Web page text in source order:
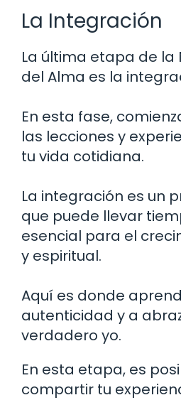
La Integración
La última etapa de la
del Alma es la
En esta fase,
las lecciones y
tu vida cotidiana.
La integración es un
que puede llevar
esencial para el
y espiritual.
Aquí es donde
autenticidad y a
verdadero yo.
En esta etapa, es
compartir tu